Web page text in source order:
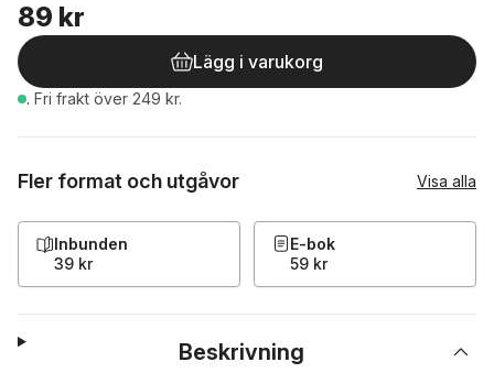
89 kr
Lägg i varukorg
. Fri frakt över 249 kr.
Fler format och utgåvor Visa alla
Inbunden
39 kr
E-bok
59 kr
Beskrivning